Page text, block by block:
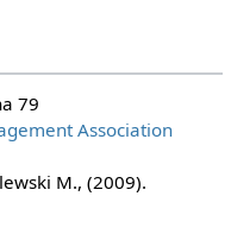
79
Association
M., (2009).